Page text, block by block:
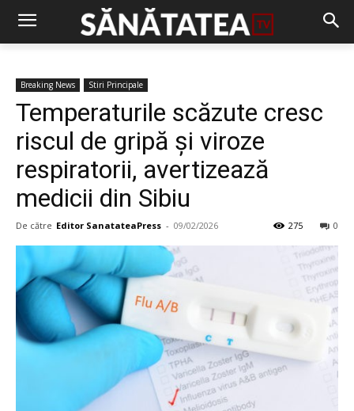
Breaking News Stiri Principale
Temperaturile scăzute cresc
riscul de gripă și viroze
respiratorii, avertizează
medicii din Sibiu
De către Editor SanatateaPress - 09/02/2026 0
275